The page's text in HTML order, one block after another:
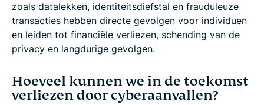
zoals datalekken, identiteitsdiefstal en frauduleuze
transacties hebben directe gevolgen voor individuen
en leiden tot financiële verliezen, schending van de
privacy en langdurige gevolgen.
Hoeveel kunnen we in de toekomst
verliezen door cyberaanvallen?